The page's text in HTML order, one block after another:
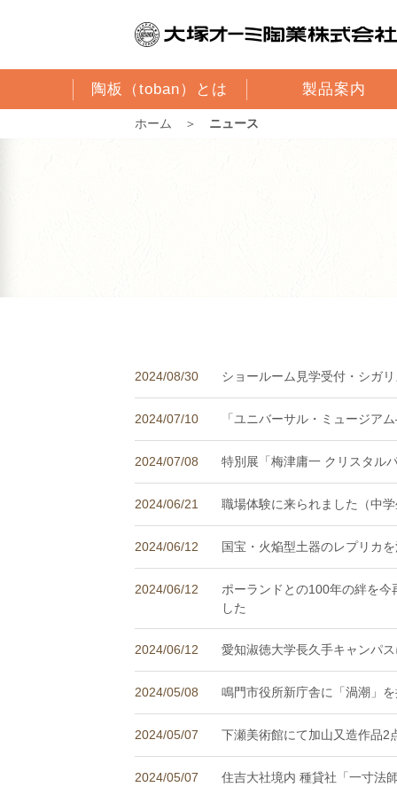
陶板（toban）とは 製品案内
ホーム ＞ ニュース
2024/08/30 ショールーム見学受付・シガ
2024/07/10 「ユニバーサル・ミュージア
2024/07/08 特別展「梅津庸一 クリスタル
2024/06/21 職場体験に来られました（中
2024/06/12 国宝・火焔型土器のレプリカ
2024/06/12
ポーランドとの100年の絆を
した
2024/06/12 愛知淑徳大学長久手キャンパ
2024/05/08 鳴門市役所新庁舎に「渦潮」
2024/05/07 下瀬美術館にて加山又造作品2
2024/05/07 住吉大社境内 種貸社「一寸法